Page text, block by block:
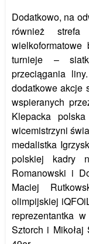
Dodatkowo, na
również
turnieje –
przeciągania
dodatkowe akcje
wspieranych
Klepacka
wicemistrzyni
medalistka
polskiej kadry
Romanowski i
Maciej
olimpijskiej
reprezentantka
Sztorch i